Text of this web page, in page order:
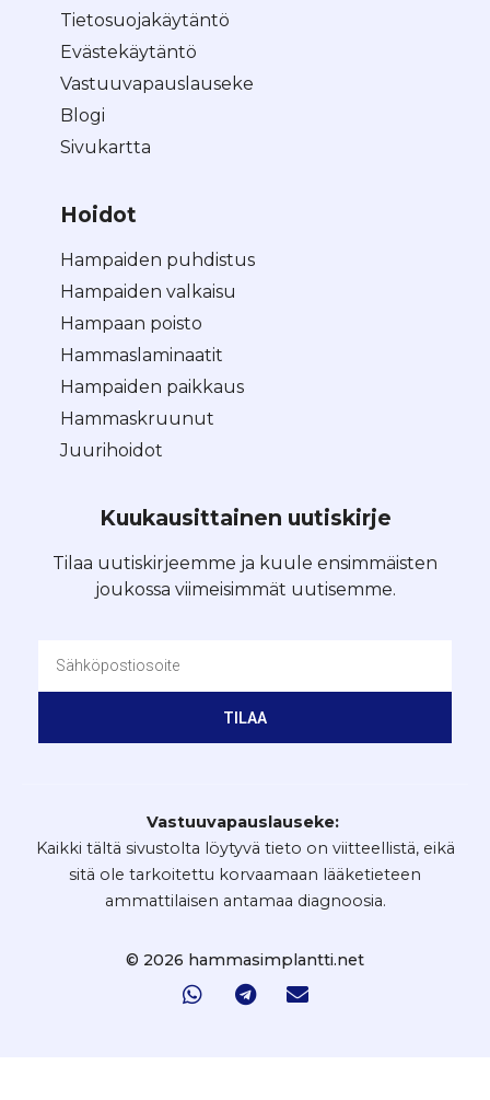
Tietosuojakäytäntö
Evästekäytäntö
Vastuuvapauslauseke
Blogi
Sivukartta
Hoidot
Hampaiden puhdistus
Hampaiden valkaisu
Hampaan poisto
Hammaslaminaatit
Hampaiden paikkaus
Hammaskruunut
Juurihoidot
Kuukausittainen uutiskirje
Tilaa uutiskirjeemme ja kuule ensimmäisten
joukossa viimeisimmät uutisemme.
TILAA
Vastuuvapauslauseke:
Kaikki tältä sivustolta löytyvä tieto on viitteellistä, eikä
sitä ole tarkoitettu korvaamaan lääketieteen
ammattilaisen antamaa diagnoosia.
© 2026 hammasimplantti.net